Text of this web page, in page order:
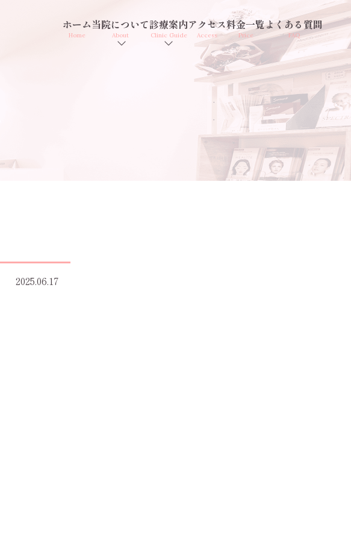
ホーム
Home
当院について
About
診療案内
Clinic Guide
アクセス
Access
料金一覧
Price
よくある質問
FAQ
2025.06.17